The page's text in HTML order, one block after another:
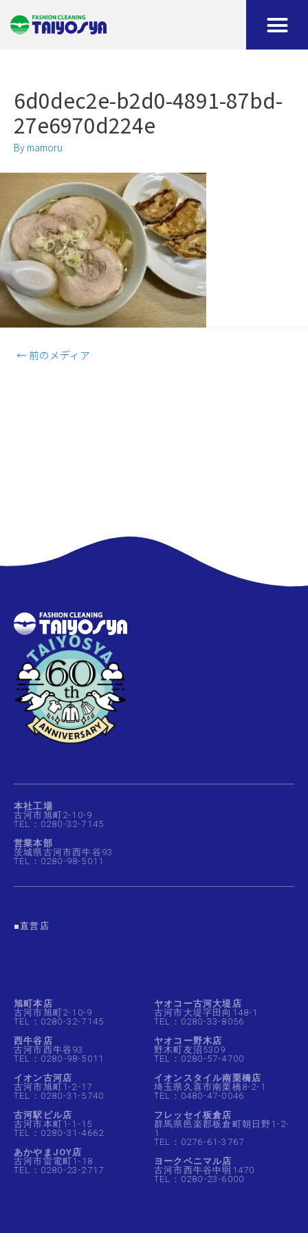
6d0dec2e-b2d0-4891-87bd-
27e6970d224e
By mamoru
← 前のメディア
本社工場
古河市旭町2-10-9
TEL：0280-32-7145
営業本部
茨城県古河市西牛谷93
TEL：0280-98-5011
■直営店
旭町本店
古河市旭町2-10-9
TEL：0280-32-7145
西牛谷店
古河市西牛谷93
TEL：0280-98-5011
イオン古河店
古河市旭町1-2-17
TEL：0280-31-5740
古河駅ビル店
古河市本町1-1-15
TEL：0280-31-4662
あかやまJOY店
古河市雷電町1-18
TEL：0280-23-2717
ヤオコー古河大堤店
古河市大堤字田向148-1
TEL：0280-33-8056
ヤオコー野木店
野木町友沼5309
TEL：0280-57-4700
イオンスタイル南栗橋店
埼玉県久喜市南栗橋8-2-1
TEL：0480-47-0046
フレッセイ板倉店
群馬県邑楽郡板倉町朝日野1-2-
1
TEL：0276-61-3767
ヨークベニマル店
古河市西牛谷中明1470
TEL：0280-23-6000